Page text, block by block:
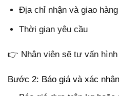
Địa chỉ nhận và giao hàng
Thời gian yêu cầu
👉 Nhân viên sẽ tư vấn
Bước 2: Báo giá và xác